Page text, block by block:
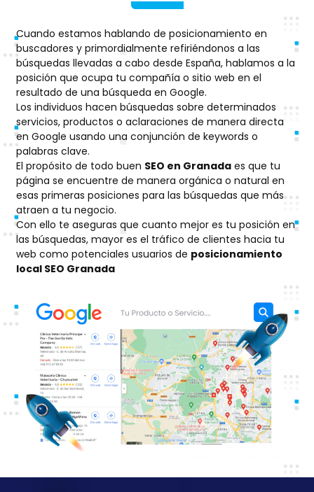
Cuando estamos hablando de posicionamiento en
buscadores y primordialmente refiriéndonos a las
búsquedas llevadas a cabo desde España, hablamos a la
posición que ocupa tu compañía o sitio web en el
resultado de una búsqueda en Google.
Los individuos hacen búsquedas sobre determinados
servicios, productos o aclaraciones de manera directa
en Google usando una conjunción de keywords o
palabras clave.
El propósito de todo buen SEO en Granada es que tu
página se encuentre de manera orgánica o natural en
esas primeras posiciones para las búsquedas que más
atraen a tu negocio.
Con ello te aseguras que cuanto mejor es tu posición en
las búsquedas, mayor es el tráfico de clientes hacia tu
web como potenciales usuarios de posicionamiento
local SEO Granada